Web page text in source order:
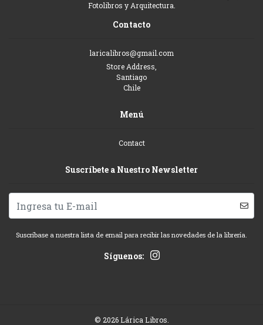
Fotolibros y Arquitectura.
Contacto
laricalibros@gmail.com
Store Address,
Santiago
Chile
Menú
Contact
Suscríbete a Nuestro Newsletter
Suscríbase a nuestra lista de email para recibir las novedades de la librería.
Síguenos:
© 2026 Lárica Libros.